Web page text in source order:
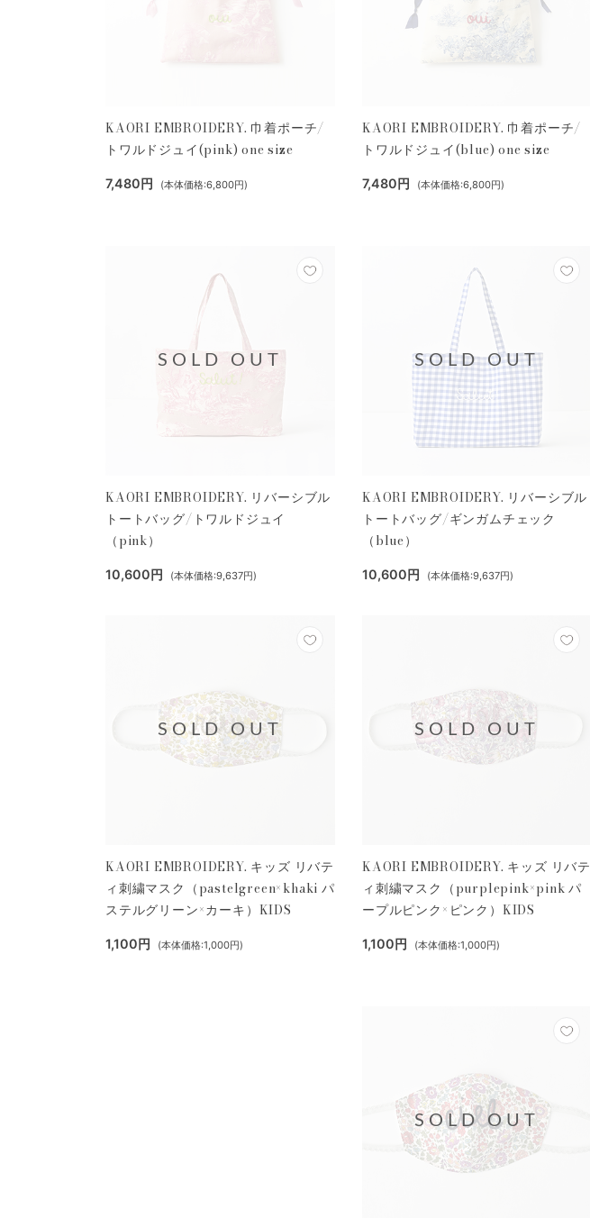
KAORI EMBROIDERY. 巾着ポーチ/
トワルドジュイ(pink) one size
7,480円 (本体価格:6,800円)
KAORI EMBROIDERY. 巾着ポーチ/
トワルドジュイ(blue) one size
7,480円 (本体価格:6,800円)
KAORI EMBROIDERY. リバーシブル
トートバッグ/トワルドジュイ
（pink）
10,600円 (本体価格:9,637円)
SOLD OUT
KAORI EMBROIDERY. リバーシブル
トートバッグ/ギンガムチェック
（blue）
10,600円 (本体価格:9,637円)
SOLD OUT
KAORI EMBROIDERY. キッズ リバテ
ィ刺繍マスク（pastelgreen×khaki パ
ステルグリーン×カーキ）KIDS
1,100円 (本体価格:1,000円)
SOLD OUT
KAORI EMBROIDERY. キッズ リバテ
ィ刺繍マスク（purplepink×pink パ
ープルピンク×ピンク）KIDS
1,100円 (本体価格:1,000円)
SOLD OUT
SOLD OUT